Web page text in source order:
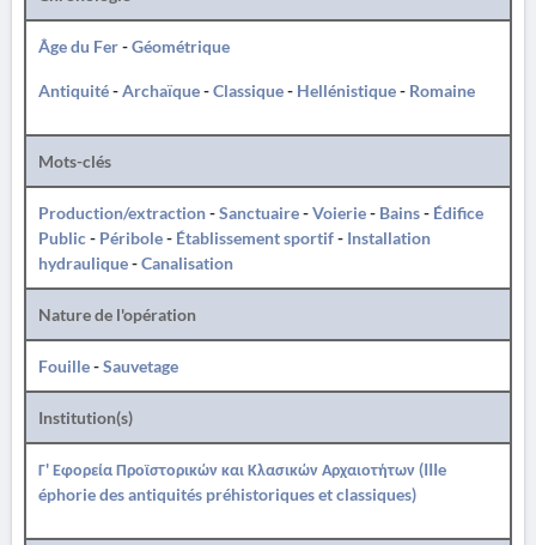
Âge du Fer-Géométrique
Antiquité-Archaïque-Classique- Hellénistique- Romaine
Mots-clés
Production/extraction-Sanctuaire-Voierie- Bains- Édifice
Public- Péribole- Établissement sportif- Installation
hydraulique-Canalisation
Nature de l'opération
Fouille-Sauvetage
Institution(s)
Γ' Εφορεία Προϊστορικών και Κλασικών Αρχαιοτήτων (IIIe
éphorie des antiquités préhistoriques et classiques)